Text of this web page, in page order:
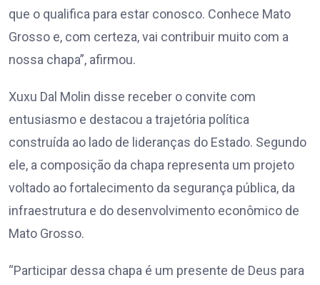
que o qualifica para estar conosco. Conhece Mato
Grosso e, com certeza, vai contribuir muito com a
nossa chapa”, afirmou.
Xuxu Dal Molin disse receber o convite com
entusiasmo e destacou a trajetória política
construída ao lado de lideranças do Estado. Segundo
ele, a composição da chapa representa um projeto
voltado ao fortalecimento da segurança pública, da
infraestrutura e do desenvolvimento econômico de
Mato Grosso.
“Participar dessa chapa é um presente de Deus para